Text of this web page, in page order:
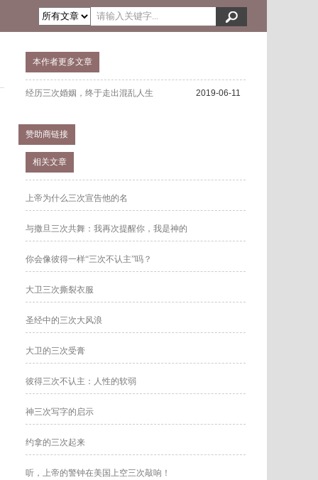
本作者更多文章
经历三次婚姻，终于走出混乱人生 2019-06-11
赞助商链接
相关文章
上帝为什么三次宣告他的名
与撒旦三次共舞：我再次提醒你，我是神的
你会像彼得一样“三次不认主”吗？
大卫三次撕裂衣服
圣经中的三次大风浪
大卫的三次受膏
彼得三次不认主：人性的软弱
神三次写字的启示
约拿的三次起来
听，上帝的警钟在美国上空三次敲响！